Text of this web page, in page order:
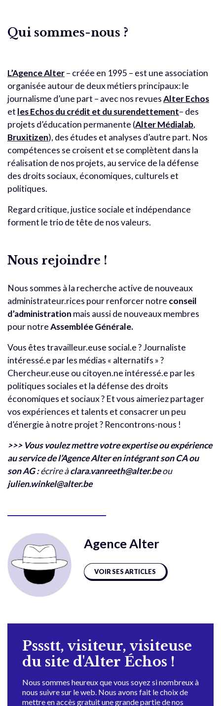
Qui sommes-nous ?
L’Agence Alter– créée en 1995 – est une association
organisée autour de deux métiers principaux: le
journalisme d’une part – avec nos revuesAlter Echos
et les Echos du crédit et du surendettement– des
projets d’éducation permanente (Alter Médialab,
Bruxitizen), des études et analyses d’autre part. Nos
compétences se croisent et se complètent dans la
réalisation de nos projets, au service de la défense
des droits sociaux, économiques, culturels et
politiques.
Regard critique, justice sociale et indépendance
forment le trio de tête de nos valeurs.
Nous rejoindre !
Nous sommes à la recherche active de nouveaux
administrateur.rices pour renforcer notre conseil
d’administration mais aussi de nouveaux membres
pour notreAssemblée Générale.
Vous êtes travailleur.euse social.e ? Journaliste
intéressé.e par les médias « alternatifs » ?
Chercheur.euse ou citoyen.ne intéressé.e par les
politiques sociales et la défense des droits
économiques et sociaux ? Et vous aimeriez partager
vos expériences et talents et consacrer un peu
d’énergie à notre projet ? Rencontrons-nous !
>>> Vous voulez mettre votre expertise ou expérience
au service de l’Agence Alter en intégrant son CA ou
son AG :écrire àclara.vanreeth@alter.beou
julien.winkel@alter.be
Agence Alter
VOIR SES ARTICLES
Pssstt, visiteur, visiteuse
du site d'Alter Échos !
Nous sommes heureux que vous soyez si nombreux à
nous suivre sur le web. Nous avons fait le choix de
mettre en accès gratuit une grande partie de nos